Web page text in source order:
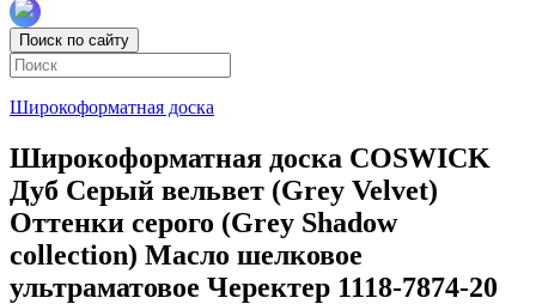
Поиск по сайту
Широкоформатная доска
Широкоформатная доска COSWICK
Дуб Серый вельвет (Grey Velvet)
Оттенки серого (Grеy Shadow
collection) Масло шелковое
ультраматовое Черектер 1118-7874-20